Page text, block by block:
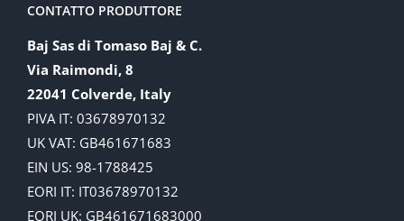
CONTATTO PRODUTTORE
Baj Sas di Tomaso Baj & C.
Via Raimondi, 8
22041 Colverde, Italy
PIVA IT: 03678970132
UK VAT: GB461671683
EIN US: 98-1788425
EORI IT: IT03678970132
EORI UK: GB461671683000